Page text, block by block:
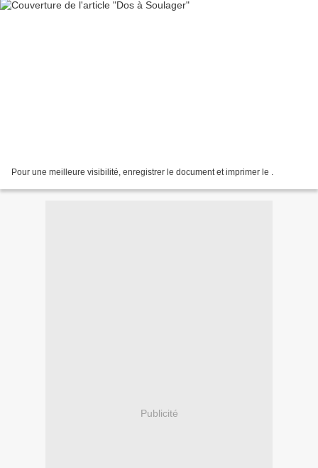
Pour une meilleure visibilité, enregistrer le document et imprimer le .
Publicité